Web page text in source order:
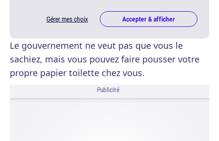
Gérer mes choix Accepter & afficher
Le gouvernement ne veut pas que vous le
sachiez, mais vous pouvez faire pousser votre
propre papier toilette chez vous.
Publicité